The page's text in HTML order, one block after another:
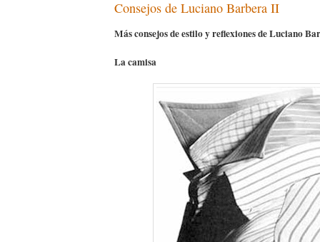
Consejos de Luciano Barbera II
Más consejos de estilo y reflexiones de Luciano
La camisa